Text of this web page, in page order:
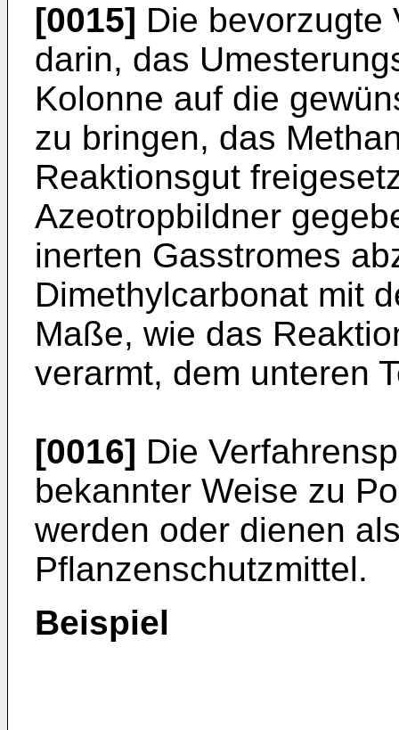
[0015] Die bevorzugte
darin, das
Kolonne auf die
zu bringen, das
Reaktionsgut
Azeotropbildner
inerten Gasstromes
Dimethylcarbonat mit
Maße, wie das
verarmt, dem unteren
[0016] Die
bekannter Weise zu
werden oder dienen
Pflanzenschutzmittel.
Beispiel